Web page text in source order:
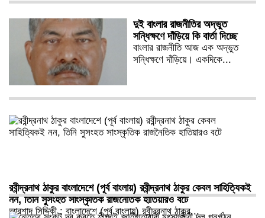
দুই বাংলার রাজনীতির অদ্ভুত
সন্ধিক্ষণে দাঁড়িয়ে কি বার্তা দিচ্ছে
বাংলার রাজনীতি আজ এক অদ্ভুত
সন্ধিক্ষণে দাঁড়িয়ে। একদিকে...
রবীন্দ্রনাথ ঠাকুর বাংলাদেশে (পূর্ব বাংলায়) রবীন্দ্রনাথ ঠাকুর কেবল সাহিত্যিক‌ই
নন, তিনি সুসংহত সাংস্কৃতিক রাজনৈতিক হাতিয়ার‌ও বটে
আরশাদ সিদ্দিকী : বাংলাদেশে (পূর্ব বাংলায়) রবীন্দ্রনাথ ঠাকুর...